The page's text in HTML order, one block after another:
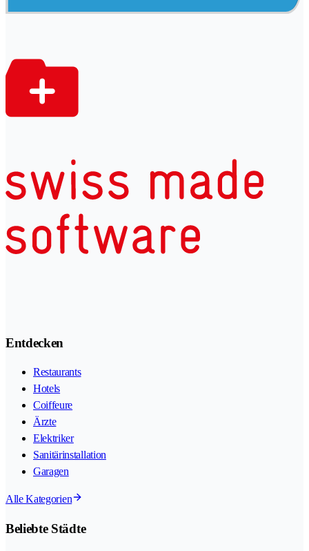
Entdecken
Restaurants
Hotels
Coiffeure
Ärzte
Elektriker
Sanitärinstallation
Garagen
Alle Kategorien
Beliebte Städte